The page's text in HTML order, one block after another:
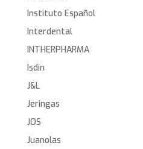
Instituto Español
Interdental
INTHERPHARMA
Isdin
J&L
Jeringas
JOS
Juanolas